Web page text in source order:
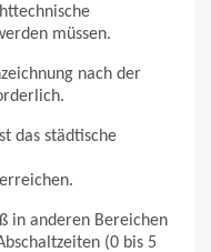
müssen.
nach der
das städtische
in anderen Bereichen
(0 bis 5